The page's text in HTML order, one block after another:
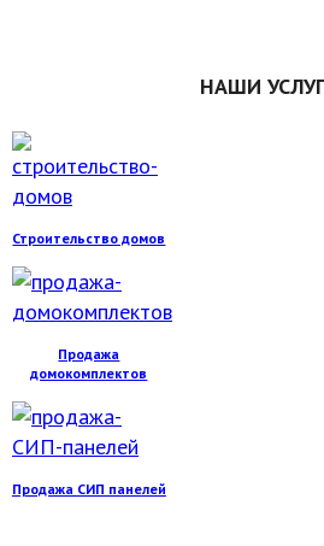
НАШИ
Строительство домов
Продажа
домокомплектов
Продажа СИП панелей